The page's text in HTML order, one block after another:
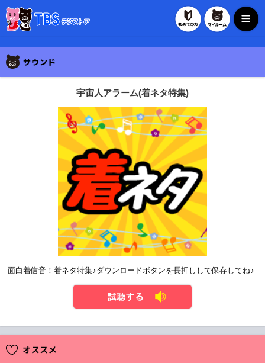
初めての方マイルー
宇宙人アラーム(着ネタ特集)
面白着信音！着ネタ特集♪ダウンロードボタンを長押しして保存してね♪